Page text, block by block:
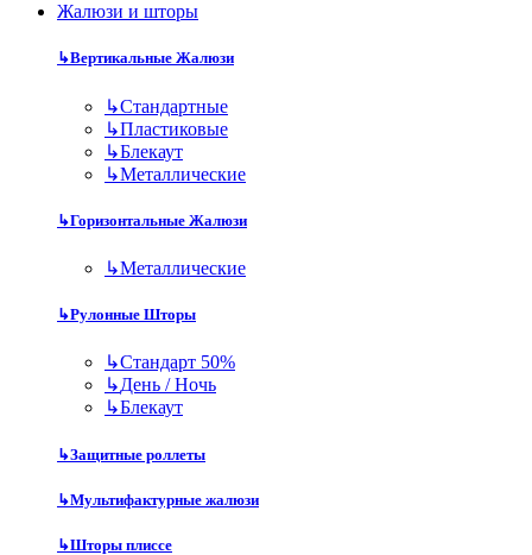
Жалюзи и шторы
↳Вертикальные Жалюзи
↳Стандартные
↳Пластиковые
↳Блекаут
↳Металлические
↳Горизонтальные Жалюзи
↳Металлические
↳Рулонные Шторы
↳Стандарт 50%
↳День / Ночь
↳Блекаут
↳Защитные роллеты
↳Мультифактурные жалюзи
↳Шторы плиссе